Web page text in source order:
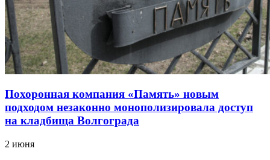
Похоронная компания «Память» новым
подходом незаконно монополизировала доступ
на кладбища Волгограда
2 июня